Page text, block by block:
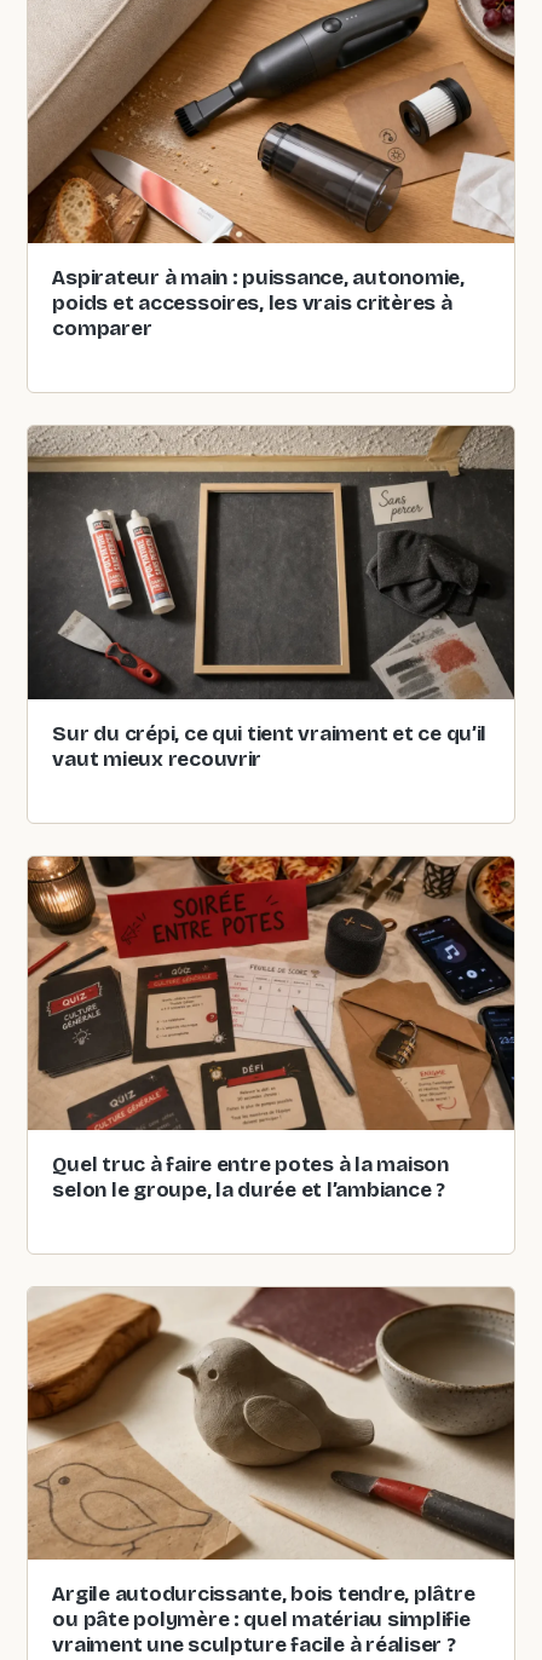
Aspirateur à main : puissance, autonomie,
poids et accessoires, les vrais critères à
comparer
Sur du crépi, ce qui tient vraiment et ce qu’il
vaut mieux recouvrir
Quel truc à faire entre potes à la maison
selon le groupe, la durée et l’ambiance ?
Argile autodurcissante, bois tendre, plâtre
ou pâte polymère : quel matériau simplifie
vraiment une sculpture facile à réaliser ?